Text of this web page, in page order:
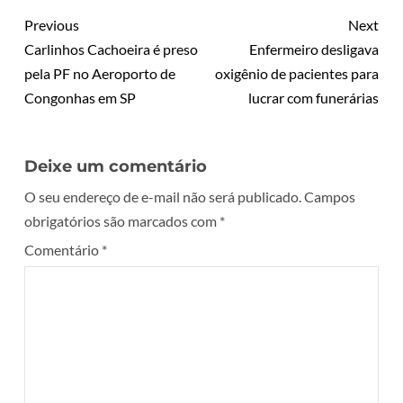
Previous
Carlinhos Cachoeira é preso
pela PF no Aeroporto de
Congonhas em SP
Next
Enfermeiro desligava
oxigênio de pacientes para
lucrar com funerárias
Deixe um comentário
O seu endereço de e-mail não será publicado. Campos
obrigatórios são marcados com *
Comentário *